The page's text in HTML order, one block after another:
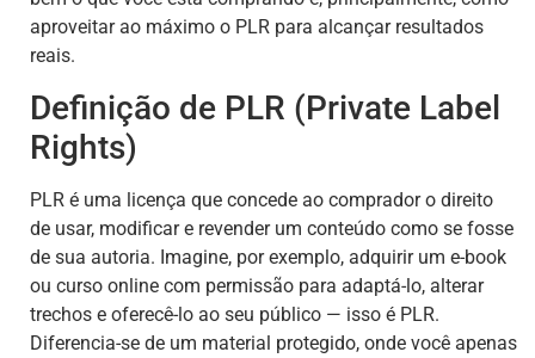
aproveitar ao máximo o PLR para alcançar resultados
reais.
Definição de PLR (Private Label
Rights)
PLR é uma licença que concede ao comprador o direito
de usar, modificar e revender um conteúdo como se fosse
de sua autoria. Imagine, por exemplo, adquirir um e-book
ou curso online com permissão para adaptá-lo, alterar
trechos e oferecê-lo ao seu público — isso é PLR.
Diferencia-se de um material protegido, onde você apenas